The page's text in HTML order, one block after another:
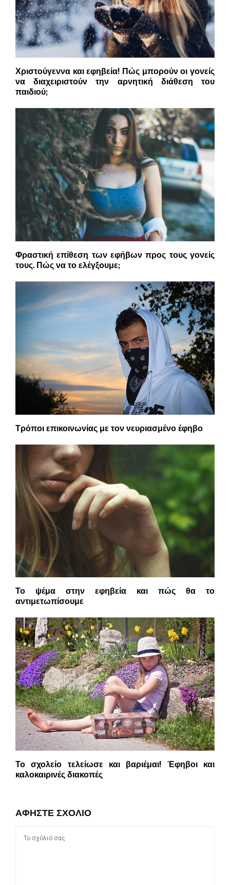
Χριστούγεννα και εφηβεία! Πώς μπορούν οι γονείς
να διαχειριστούν την αρνητική διάθεση του
παιδιού;
Φραστική επίθεση των εφήβων προς τους γονείς
τους. Πώς να το ελέγξουμε;
Τρόποι επικοινωνίας με τον νευριασμένο έφηβο
Το ψέμα στην εφηβεία και πώς θα το
αντιμετωπίσουμε
Το σχολείο τελείωσε και βαριέμαι! Έφηβοι και
καλοκαιρινές διακοπές
ΑΦΉΣΤΕ ΣΧΌΛΙΟ